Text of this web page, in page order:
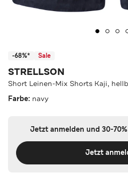
-68%* Sale
STRELLSON
Short Leinen-Mix Shorts Kaji,
Farbe: navy
Jetzt anmelden und 30-
Jetzt